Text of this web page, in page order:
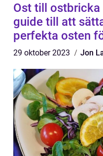
Ost till
guide till att
perfekta osten
29 oktober 2023 Jon